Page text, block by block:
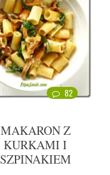
82
MAKARON Z
KURKAMI I
SZPINAKIEM